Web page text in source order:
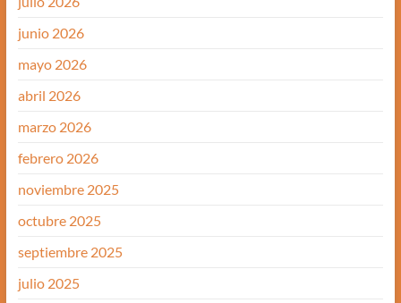
junio 2026
mayo 2026
abril 2026
marzo 2026
febrero 2026
noviembre 2025
octubre 2025
septiembre 2025
julio 2025